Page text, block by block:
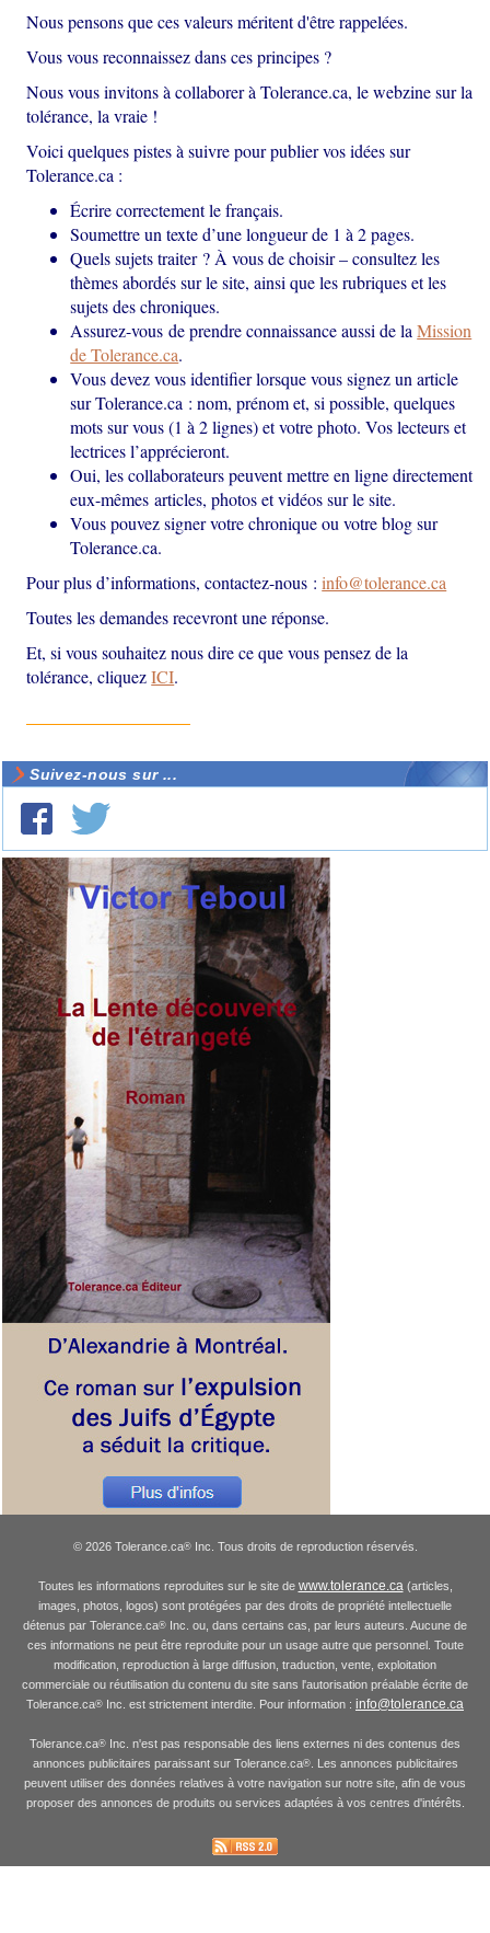
Nous pensons que ces valeurs méritent d'être rappelées.
Vous vous reconnaissez dans ces principes ?
Nous vous invitons à collaborer à Tolerance.ca, le webzine sur la
tolérance, la vraie !
Voici quelques pistes à suivre pour publier vos idées sur
Tolerance.ca :
Écrire correctement le français.
Soumettre un texte d’une longueur de 1 à 2 pages.
Quels sujets traiter ? À vous de choisir – consultez les
thèmes abordés sur le site, ainsi que les rubriques et les
sujets des chroniques.
Assurez-vous de prendre connaissance aussi de laMission
de Tolerance.ca.
Vous devez vous identifier lorsque vous signez un article
sur Tolerance.ca : nom, prénom et, si possible, quelques
mots sur vous (1 à 2 lignes) et votre photo. Vos lecteurs et
lectrices l’apprécieront.
Oui, les collaborateurs peuvent mettre en ligne directement
eux-mêmes articles, photos et vidéos sur le site.
Vous pouvez signer votre chronique ou votre blog sur
Tolerance.ca.
Pour plus d’informations, contactez-nous :info@tolerance.ca
Toutes les demandes recevront une réponse.
Et, si vous souhaitez nous dire ce que vous pensez de la
tolérance, cliquezICI.
Suivez-nous sur ...
© 2026 Tolerance.ca®Inc. Tous droits de reproduction réservés.
Toutes les informations reproduites sur le site de www.tolerance.ca (articles,
images, photos, logos) sont protégées par des droits de propriété intellectuelle
détenus par Tolerance.ca® Inc. ou, dans certains cas, par leurs auteurs. Aucune de
ces informations ne peut être reproduite pour un usage autre que personnel. Toute
modification, reproduction à large diffusion, traduction, vente, exploitation
commerciale ou réutilisation du contenu du site sans l'autorisation préalable écrite de
Tolerance.ca® Inc. est strictement interdite. Pour information : info@tolerance.ca
Tolerance.ca® Inc. n'est pas responsable des liens externes ni des contenus des
annonces publicitaires paraissant sur Tolerance.ca®. Les annonces publicitaires
peuvent utiliser des données relatives à votre navigation sur notre site, afin de vous
proposer des annonces de produits ou services adaptées à vos centres d'intérêts.